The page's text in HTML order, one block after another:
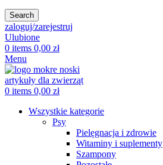
Search
zaloguj/zarejestruj
Ulubione
0 items 0,00 zł
Menu
0 items 0,00 zł
Wszystkie kategorie
Psy
Pielęgnacja i zdrowie
Witaminy i suplementy
Szampony